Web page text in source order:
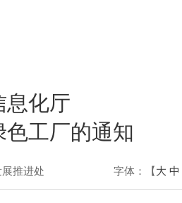
息化厅
色工厂的通知
推进处 字体：【 大 中